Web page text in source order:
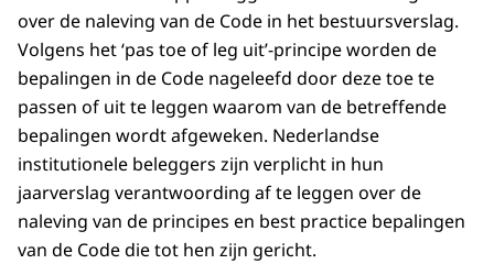
over de naleving van de Code in het bestuursverslag.
Volgens het ‘pas toe of leg uit’-principe worden de
bepalingen in de Code nageleefd door deze toe te
passen of uit te leggen waarom van de betreffende
bepalingen wordt afgeweken. Nederlandse
institutionele beleggers zijn verplicht in hun
jaarverslag verantwoording af te leggen over de
naleving van de principes en best practice bepalingen
van de Code die tot hen zijn gericht.